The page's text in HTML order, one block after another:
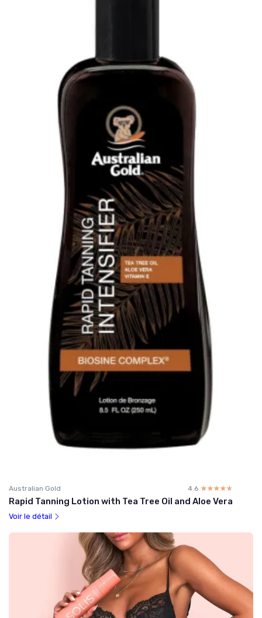
Australian Gold 4.6 ☆☆☆☆☆
★★★★★
Rapid Tanning Lotion with Tea Tree Oil and Aloe Vera
Voir le détail